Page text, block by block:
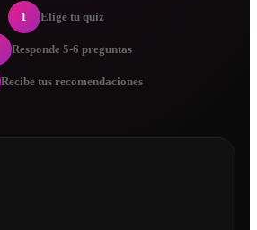
1 Elige tu quiz
Responde 5-6 preguntas
Recibe tus recomendaciones